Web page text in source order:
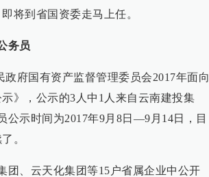
将到省国资委走马上任。
务员
府国有资产监督管理委员会2017年面向
》，公示的3人中1人来自云南建投集
公示时间为2017年9月8日—9月14日，目
。
团、云天化集团等15户省属企业中公开